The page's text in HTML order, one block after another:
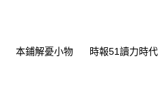
本鋪解憂小物 時報51讀力時代